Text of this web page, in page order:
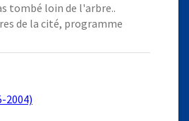
tombé loin de l'arbre..
de la cité, programme
2004)